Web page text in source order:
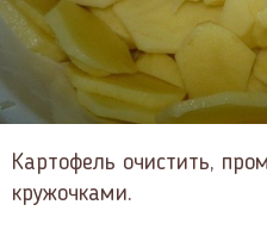
Картофель очистить,
кружочками.